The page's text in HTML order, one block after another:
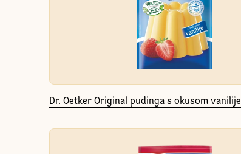
Dr. Oetker Original pudinga s okusom vanilije